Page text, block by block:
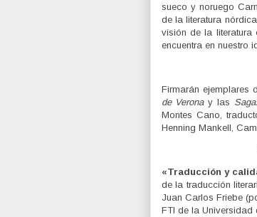
sueco y noruego
de la literatura
visión de la literatura
encuentra en nuestro
Firmarán ejemplares
de Veronay las
Montes Cano,
Henning Mankell,
«Traducción y
de la traducción
Juan Carlos Friebe
FTI de la Universidad